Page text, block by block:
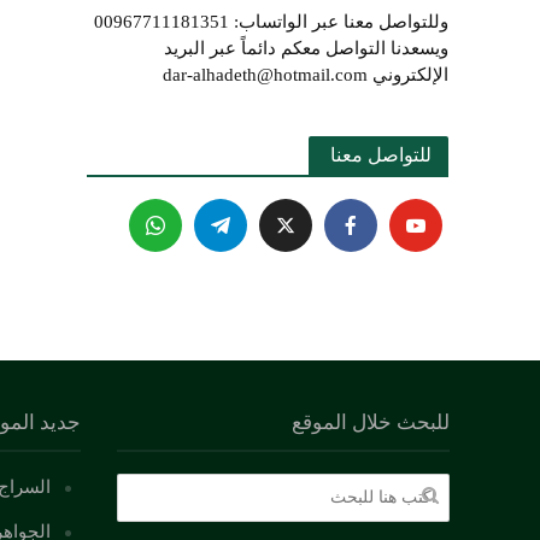
وللتواصل معنا عبر الواتساب: 00967711181351
ويسعدنا التواصل معكم دائماً عبر البريد
الإلكتروني dar-alhadeth@hotmail.com
للتواصل معنا
جديد للبحث خلال الموقع